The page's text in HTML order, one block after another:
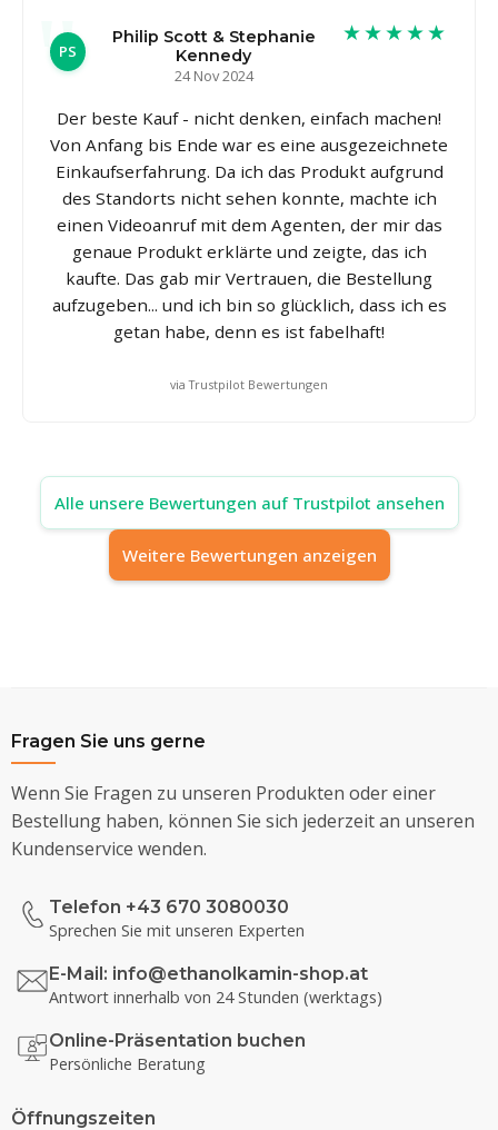
PS
Philip Scott & Stephanie
Kennedy
24 Nov 2024
★★★★★
Der beste Kauf - nicht denken, einfach machen!
Von Anfang bis Ende war es eine ausgezeichnete
Einkaufserfahrung. Da ich das Produkt aufgrund
des Standorts nicht sehen konnte, machte ich
einen Videoanruf mit dem Agenten, der mir das
genaue Produkt erklärte und zeigte, das ich
kaufte. Das gab mir Vertrauen, die Bestellung
aufzugeben... und ich bin so glücklich, dass ich es
getan habe, denn es ist fabelhaft!
via Trustpilot Bewertungen
Alle unsere Bewertungen auf Trustpilot ansehen
Weitere Bewertungen anzeigen
Fragen Sie uns gerne
Wenn Sie Fragen zu unseren Produkten oder einer
Bestellung haben, können Sie sich jederzeit an unseren
Kundenservice wenden.
Telefon +43 670 3080030
Sprechen Sie mit unseren Experten
E-Mail: info@ethanolkamin-shop.at
Antwort innerhalb von 24 Stunden (werktags)
Online-Präsentation buchen
Persönliche Beratung
Öffnungszeiten